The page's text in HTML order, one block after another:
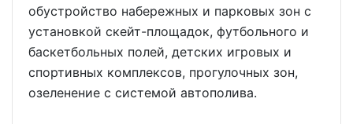
обустройство набережных и парковых зон с
установкой скейт-площадок, футбольного и
баскетбольных полей, детских игровых и
спортивных комплексов, прогулочных зон,
озеленение с системой автополива.